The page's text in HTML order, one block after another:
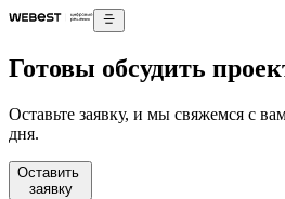
Готовы обсудить
Оставьте заявку, и мы свяжемся с
дня.
Оставить
заявку